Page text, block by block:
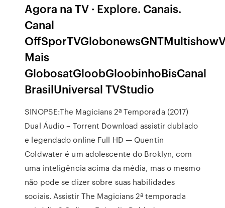
Agora na TV · Explore. Canais.
Canal
Mais
GlobosatGloobGloobinhoBisCanal
BrasilUniversal TVStudio
SINOPSE:The Magicians 2ª Temporada (2017)
Dual Áudio – Torrent Download assistir dublado
e legendado online Full HD — Quentin
Coldwater é um adolescente do Broklyn, com
uma inteligência acima da média, mas o mesmo
não pode se dizer sobre suas habilidades
sociais. Assistir The Magicians 2ª temporada